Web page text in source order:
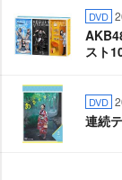
DVD
スト
DVD
連続